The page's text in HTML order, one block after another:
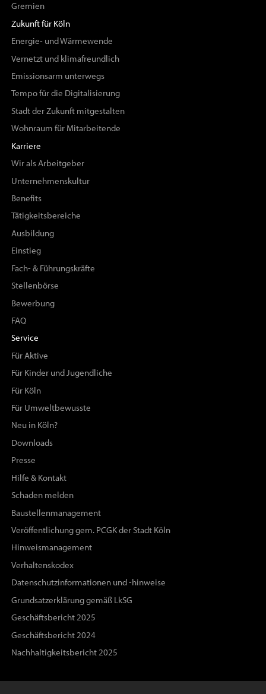
Gremien
Zukunft für Köln
Energie- und Wärmewende
Vernetzt und klimafreundlich
Emissionsarm unterwegs
Tempo für die Digitalisierung
Stadt der Zukunft mitgestalten
Wohnraum für Mitarbeitende
Karriere
Wir als Arbeitgeber
Unternehmenskultur
Benefits
Tätigkeitsbereiche
Ausbildung
Einstieg
Fach- & Führungskräfte
Stellenbörse
Bewerbung
FAQ
Service
Für Aktive
Für Kinder und Jugendliche
Für Köln
Für Umweltbewusste
Neu in Köln?
Downloads
Presse
Hilfe & Kontakt
Schaden melden
Baustellenmanagement
Veröffentlichung gem. PCGK der Stadt Köln
Hinweismanagement
Verhaltenskodex
Datenschutzinformationen und -hinweise
Grundsatzerklärung gemäß LkSG
Geschäftsbericht 2025
Geschäftsbericht 2024
Nachhaltigkeitsbericht 2025